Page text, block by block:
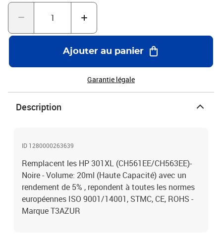
Ajouter au panier
Garantie légale
Description
ID 1280000263639
Remplacent les HP 301XL (CH561EE/CH563EE)-
Noire - Volume: 20ml (Haute Capacité) avec un
rendement de 5% , repondent à toutes les normes
européennes ISO 9001/14001, STMC, CE, ROHS -
Marque T3AZUR